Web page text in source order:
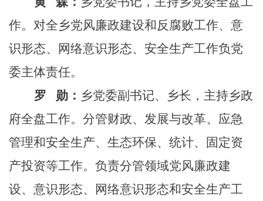
作。对全乡党风廉政建设和反腐败工作、意
识形态、网络意识形态、安全生产工作负党
委主体责任。
罗
勋： 乡党委副书记、乡长，主持乡政
府全盘工作。分管财政、发展与改革、应急
管理和安全生产、生态环保、统计、固定资
产投资等工作。负责分管领域党风廉政建
设、意识形态、网络意识形态和安全生产工